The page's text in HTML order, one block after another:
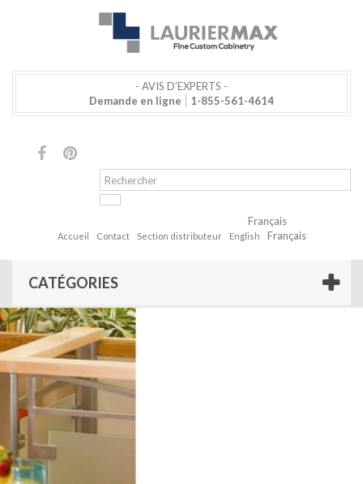
- AVIS D’EXPERTS -
Demande en ligne
1-855-561-4614
Accueil Contact Section distributeur
Français
English Français
CATÉGORIES